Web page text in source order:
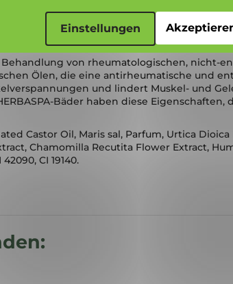
Einstellungen
rheumatischer Schmerzen
außerdem krampflösende und
von rheumatologischen, nicht-
Ölen, die eine antirheumatische und
und lindert Muskel- und
Bäder haben diese
Castor Oil, Maris sal, Parfum, Urtica
Chamomilla Recutita Flower Extract,
CI 19140.